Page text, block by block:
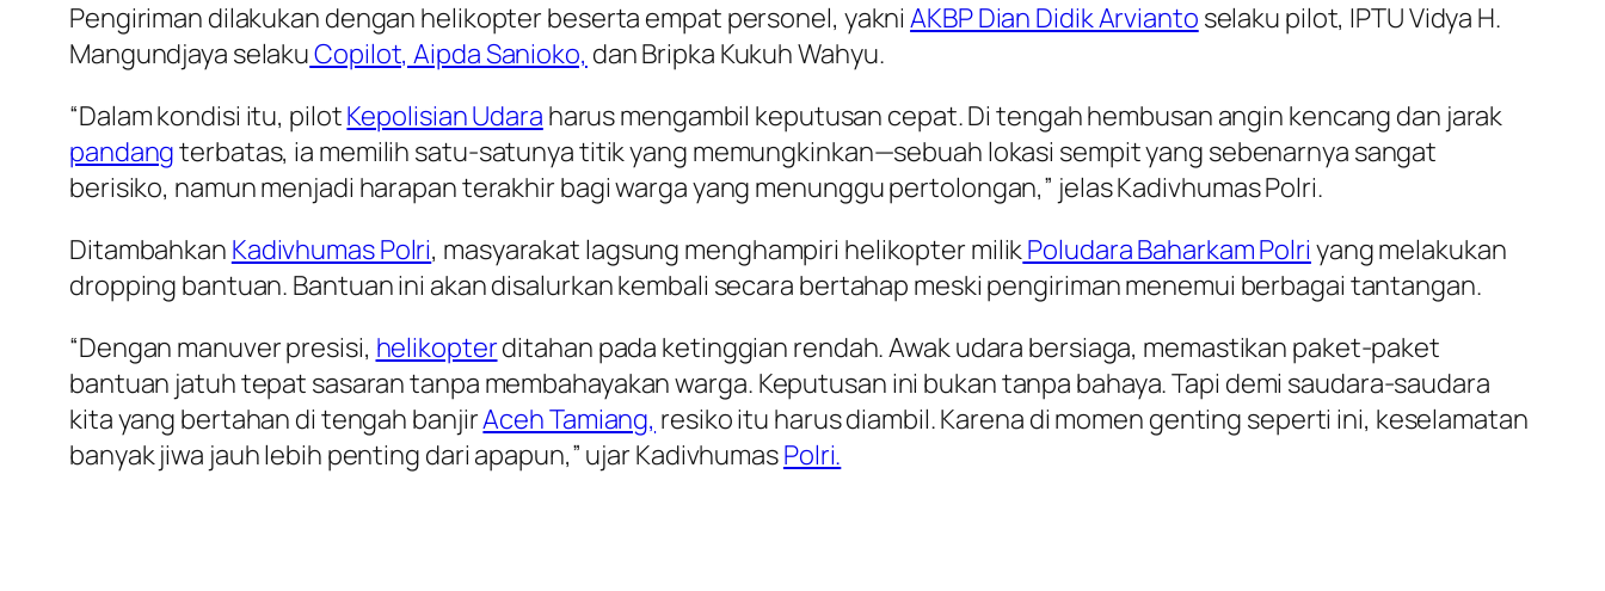
Pengiriman dilakukan dengan helikopter beserta empat personel, yakniAKBP Dian Didik Arvianto selaku pilot, IPTU Vidya H.
Mangundjaya selakuCopilot, Aipda Sanioko, dan Bripka Kukuh Wahyu.
“Dalam kondisi itu, pilotKepolisian Udara harus mengambil keputusan cepat. Di tengah hembusan angin kencang dan jarak
pandangterbatas, ia memilih satu-satunya titik yang memungkinkan—sebuah lokasi sempit yang sebenarnya sangat
berisiko, namun menjadi harapan terakhir bagi warga yang menunggu pertolongan,” jelas Kadivhumas Polri.
Ditambahkan Kadivhumas Polri, masyarakat lagsung menghampiri helikopter milikPoludara Baharkam Polri yang melakukan
dropping bantuan. Bantuan ini akan disalurkan kembali secara bertahap meski pengiriman menemui berbagai tantangan.
“Dengan manuver presisi, helikopterditahan pada ketinggian rendah. Awak udara bersiaga, memastikan paket-paket
bantuan jatuh tepat sasaran tanpa membahayakan warga. Keputusan ini bukan tanpa bahaya. Tapi demi saudara-saudara
kita yang bertahan di tengah banjirAceh Tamiang, resiko itu harus diambil. Karena di momen genting seperti ini, keselamatan
banyak jiwa jauh lebih penting dari apapun,” ujar KadivhumasPolri.